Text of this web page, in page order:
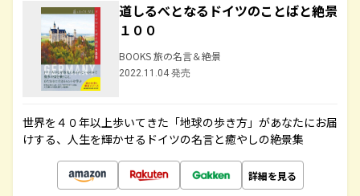
道しるべとなるドイツのことばと絶景
１００
BOOKS 旅の名言＆絶景
2022.11.04 発売
世界を４０年以上歩いてきた「地球の歩き方」があなたにお届
けする、人生を輝かせるドイツの名言と癒やしの絶景集
詳細を見る